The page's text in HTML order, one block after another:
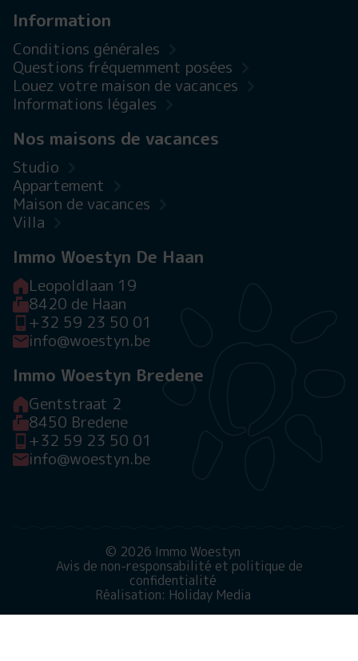
Information
Conditions générales
Questions fréquemment posées
Louez votre maison de vacances
Informations légales
Nos maisons de vacances
Studio
Appartement
Maison de vacances
Villa
Immo Woestyn De Haan
Leopoldlaan 19
8420 de Haan
+32 59 23 50 01
info@woestyn.be
Immo Woestyn Bredene
Gentstraat 2
8450 Bredene
+32 59 23 50 01
info@woestyn.be
© 2026 Immo Woestyn
Avis de non-responsabilité et politique de
confidentialité
Réalisation: Holiday Media